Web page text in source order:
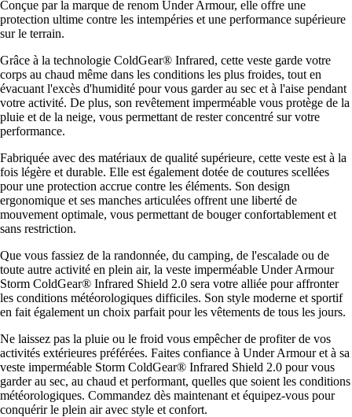
Conçue par la marque de renom Under Armour, elle offre une
protection ultime contre les intempéries et une performance supérieure
sur le terrain.
Grâce à la technologie ColdGear® Infrared, cette veste garde votre
corps au chaud même dans les conditions les plus froides, tout en
évacuant l'excès d'humidité pour vous garder au sec et à l'aise pendant
votre activité. De plus, son revêtement imperméable vous protège de la
pluie et de la neige, vous permettant de rester concentré sur votre
performance.
Fabriquée avec des matériaux de qualité supérieure, cette veste est à la
fois légère et durable. Elle est également dotée de coutures scellées
pour une protection accrue contre les éléments. Son design
ergonomique et ses manches articulées offrent une liberté de
mouvement optimale, vous permettant de bouger confortablement et
sans restriction.
Que vous fassiez de la randonnée, du camping, de l'escalade ou de
toute autre activité en plein air, la veste imperméable Under Armour
Storm ColdGear® Infrared Shield 2.0 sera votre alliée pour affronter
les conditions météorologiques difficiles. Son style moderne et sportif
en fait également un choix parfait pour les vêtements de tous les jours.
Ne laissez pas la pluie ou le froid vous empêcher de profiter de vos
activités extérieures préférées. Faites confiance à Under Armour et à sa
veste imperméable Storm ColdGear® Infrared Shield 2.0 pour vous
garder au sec, au chaud et performant, quelles que soient les conditions
météorologiques. Commandez dès maintenant et équipez-vous pour
conquérir le plein air avec style et confort.